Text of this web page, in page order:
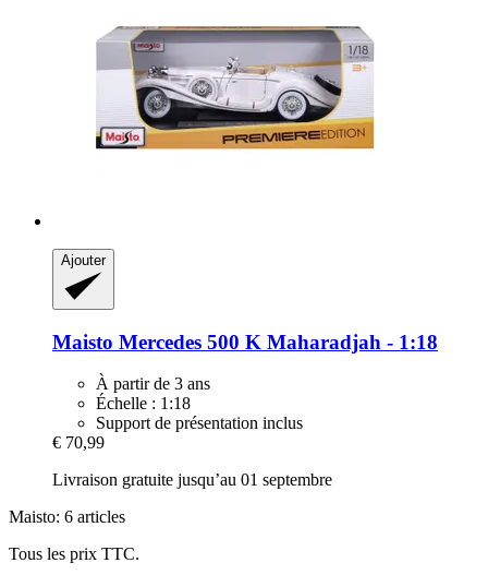
Ajouter
Maisto Mercedes 500 K Maharadjah -​ 1:18
À partir de 3 ans
Échelle : 1:18
Support de présentation inclus
€ 70,99
Livraison gratuite jusqu’au 01 septembre
Maisto: 6 articles
Tous les prix TTC.